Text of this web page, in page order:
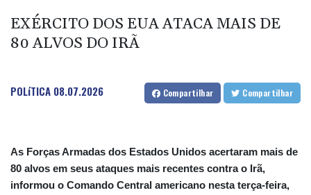
camisa do Trabzonspor
Fifa tenta superar crise com pedidos de desculpas e 'apoio total'
a Infantino
Favorito, Zverev perde em sua estreia contra Griekspoor no
EXÉRCITO DOS EUA ATACA MAIS DE
80 ALVOS DO IRÃ
POLíTICA 08.07.2026 Compartilhar Compartilhar
As Forças Armadas dos Estados Unidos acertaram mais de
80 alvos em seus ataques mais recentes contra o Irã,
informou o Comando Central americano nesta terça-feira,